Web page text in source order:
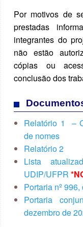
Por motivos de
prestadas
integrantes do
não estão
cópias ou
conclusão dos
Relatório 1 –
de nomes
Relatório 2
Lista
UDIP/UFPR
Portaria nº
Portaria
dezembro de